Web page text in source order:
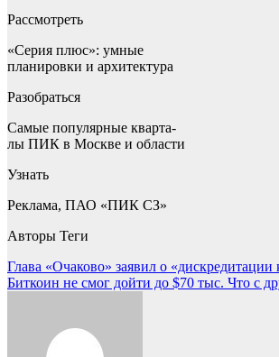
Рассмотреть
«Серия плюс»: умные
планировки и архитектура
Разобраться
Самые популярные кварта-
лы ПИК в Москве и области
Узнать
Реклама, ПАО «ПИК СЗ»
Авторы Теги
Навигация
по
Глава «Очаково» заявил о
Биткоин не смог дойти до $70 тыс. Что с